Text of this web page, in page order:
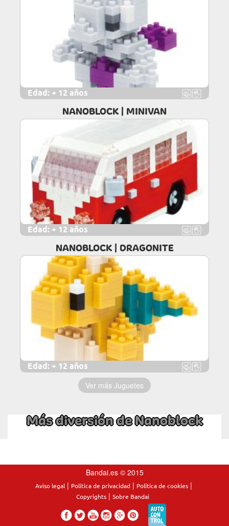
Edad: + 12 años
NANOBLOCK | MINIVAN
Edad: + 12 años
NANOBLOCK | DRAGONITE
Edad: + 12 años
Ver más Juguetes
Más diversión de Nanoblock
Bandai.es © 2015
Aviso legal| Política de privacidad| Política de cookies|
Copyrights| Sobre Bandai